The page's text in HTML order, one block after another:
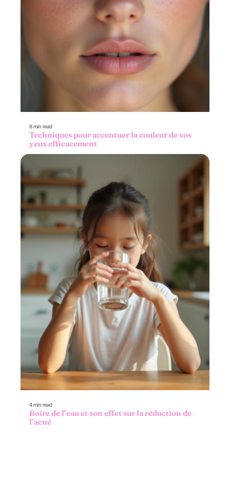
8 min read
Techniques pour accentuer la couleur de vos
yeux efficacement
4 min read
Boire de l’eau et son effet sur la réduction de
l’acné